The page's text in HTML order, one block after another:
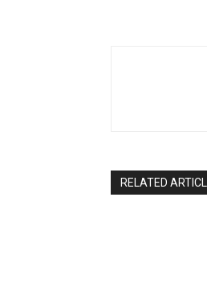
RELATED